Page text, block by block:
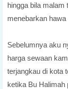
hingga bila malam
menebarkan
Sebelumnya aku
harga sewaan
terjangkau di kota
ketika Bu Halimah